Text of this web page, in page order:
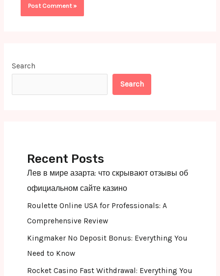
Search
Search
Recent Posts
Лев в мире азарта: что скрывают отзывы об
официальном сайте казино
Roulette Online USA for Professionals: A
Comprehensive Review
Kingmaker No Deposit Bonus: Everything You
Need to Know
Rocket Casino Fast Withdrawal: Everything You